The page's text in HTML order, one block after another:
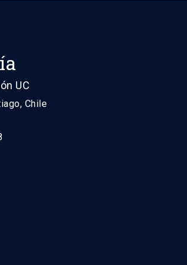
UC
Chile